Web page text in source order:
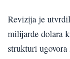
Revizija je
milijarde dolara
strukturi